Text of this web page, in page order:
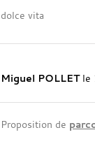
dolce vita
Miguel POLLET le
Proposition de